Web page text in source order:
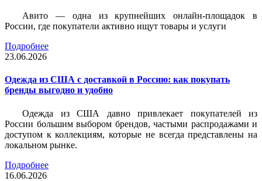
Авито — одна из крупнейших онлайн-площадок в
России, где покупатели активно ищут товары и услуги
Подробнее
23.06.2026
Одежда из США с доставкой в Россию: как покупать
бренды выгодно и удобно
Одежда из США давно привлекает покупателей из
России большим выбором брендов, частыми распродажами и
доступом к коллекциям, которые не всегда представлены на
локальном рынке.
Подробнее
16.06.2026